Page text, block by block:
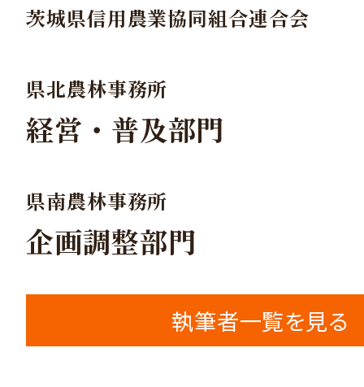
茨城県信用農業協同組合連合会
県北農林事務所
経営・普及部門
県南農林事務所
企画調整部門
執筆者一覧を見る